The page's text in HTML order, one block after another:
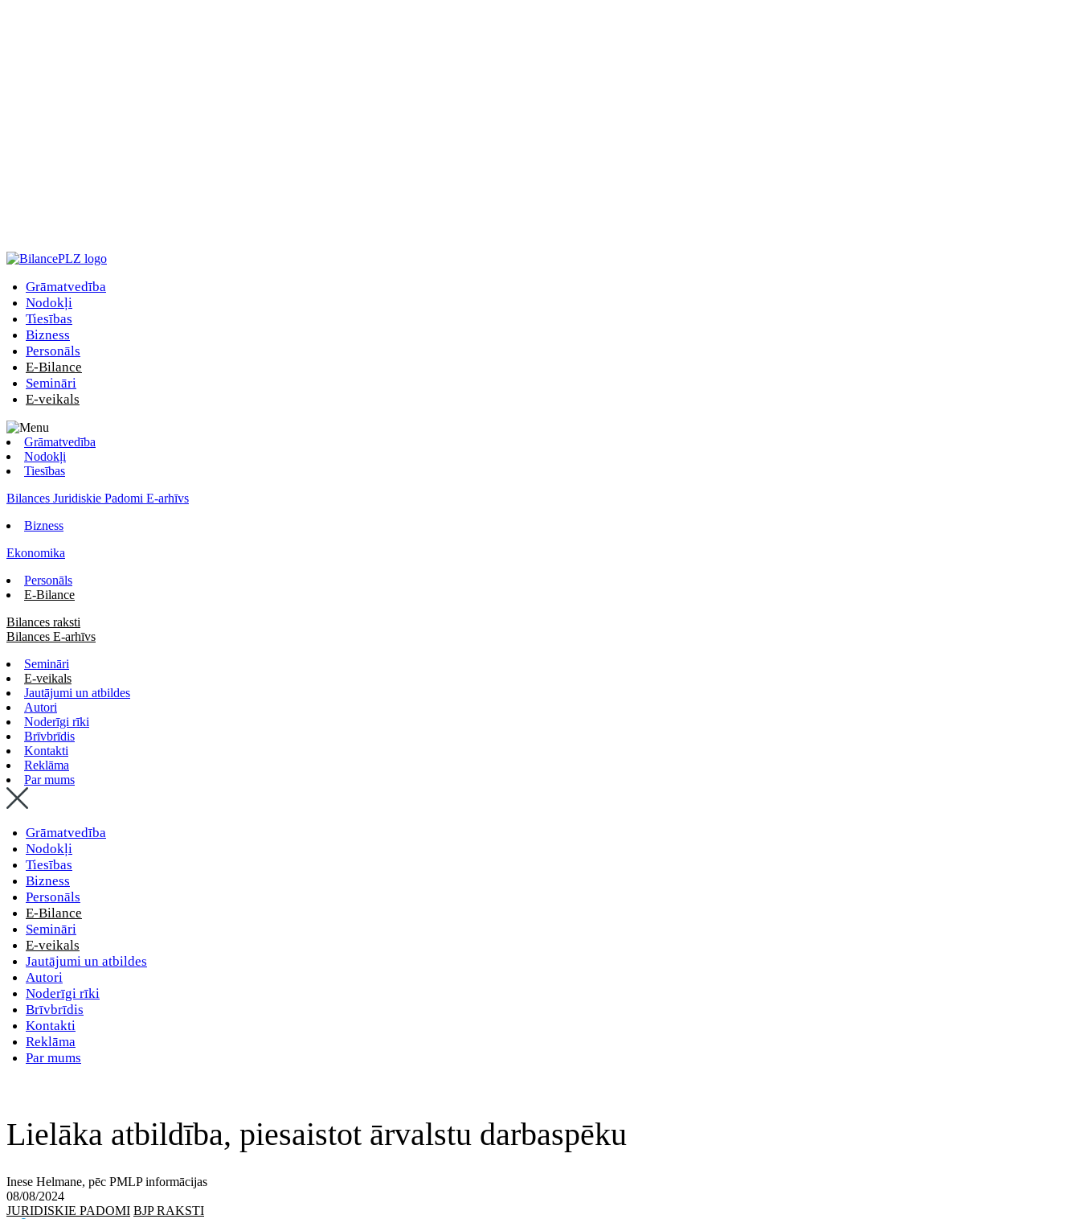
Grāmatvedība
Nodokļi
Tiesības
Bizness
Personāls
E-Bilance
Semināri
E-veikals
Grāmatvedība
Nodokļi
Tiesības
Bilances Juridiskie Padomi E-arhīvs
Bizness
Ekonomika
Personāls
E-Bilance
Bilances raksti
Bilances E-arhīvs
Semināri
E-veikals
Jautājumi un atbildes
Autori
Noderīgi rīki
Brīvbrīdis
Kontakti
Reklāma
Par mums
Grāmatvedība
Nodokļi
Tiesības
Bizness
Personāls
E-Bilance
Semināri
E-veikals
Jautājumi un atbildes
Autori
Noderīgi rīki
Brīvbrīdis
Kontakti
Reklāma
Par mums
Lielāka atbildība, piesaistot ārvalstu darbaspēku
Inese Helmane, pēc PMLP informācijas
08/08/2024
JURIDISKIE PADOMI BJP RAKSTI